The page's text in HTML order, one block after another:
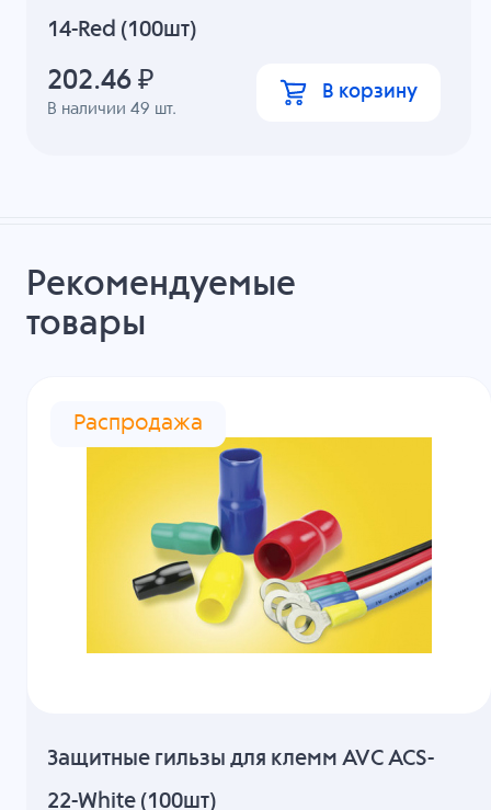
14-Red (100шт)
В наличии49 шт.
202.46 ₽ В корзину
Рекомендуемые
товары
Распродажа
Защитные гильзы для клемм AVC ACS-
22-White (100шт)